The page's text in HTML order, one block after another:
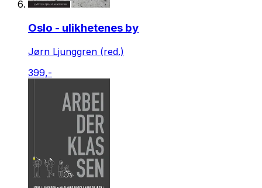
Oslo - ulikhetenes by
Jørn Ljunggren (red.)
399,-